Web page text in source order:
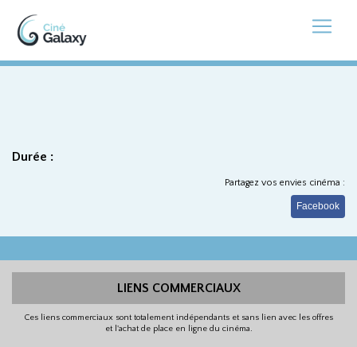
Durée :
Partagez vos envies cinéma :
Facebook
LIENS COMMERCIAUX
Ces liens commerciaux sont totalement indépendants et sans lien avec les offres
et l'achat de place en ligne du cinéma.